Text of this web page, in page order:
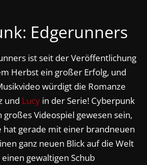
Edgerunners
ist seit der Veröffentlichung
Herbst ein großer Erfolg, und
würdigt die Romanze
und Lucy in der Serie! Cyberpunk
großes Videospiel gewesen sein,
hat gerade mit einer brandneuen
ganz neuen Blick auf die Welt
gewaltigen Schub